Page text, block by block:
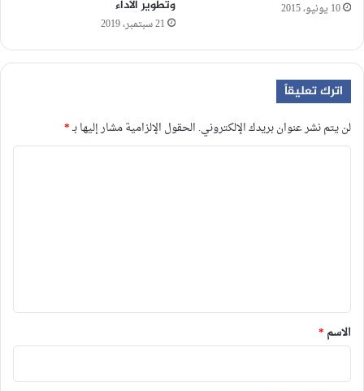
10 يونيو، 2015 وتطوير الأداء
21 سبتمبر، 2019
اترك تعليقاً
لن يتم نشر عنوان بريدك الإلكتروني. الحقول الإلزامية مشار إليها بـ*
*
الاسم *